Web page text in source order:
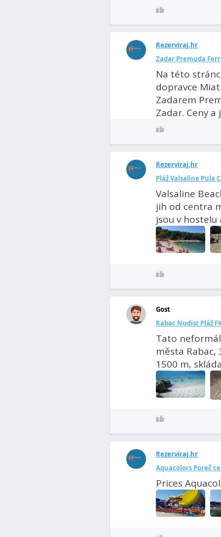
Rezerviraj.hr
Zadar Premuda
Na této
dopravce
Zadarem
Zadar. Ceny a
Rezerviraj.hr
Pláž Valsaline Pula
Valsaline
jih od centra
jsou v
Gost
Rabac Nudist Pláž
Tato
města
1500 m,
Rezerviraj.hr
Aquacolors Poreč
Prices